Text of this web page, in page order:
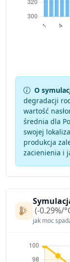
O
degradacji
wartość
średnia dla
swojej
produkcja
zacienienia i
(-0.29%/
jak moc